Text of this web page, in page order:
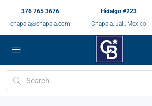
376 765 3676
chapala@chapala.com
Hidalgo #223
Chapala, Jal., México